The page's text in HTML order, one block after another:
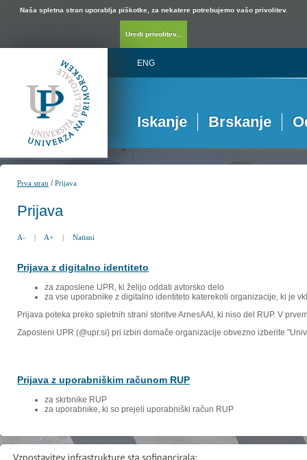
Naša spletna stran uporablja piškotke, za nekatere potrebujemo vašo privolitev.
Uredi privolitev...
ENG
Iskanje Brskanje
Prva stran /Prijava
Prijava
A- | A+ | Natisni
Prijava z digitalno identiteto
za zaposlene UPR, ki želijo oddati avtorsko delo
za vse uporabnike z digitalno identiteto katerekoli organizacije, ki je
Prijava poteka preko spletnih strani storitve ArnesAAI, ki niso del RUP. V
Zaposleni UPR (@upr.si) pri izbiri domače organizacije obvezno izberite
Prijava z uporabniškim računom RUP
za skrbnike RUP
za uporabnike, ki so prejeli uporabniški račun RUP